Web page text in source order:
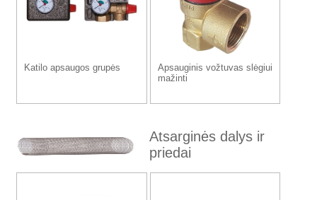
Katilo apsaugos grupės
Apsauginis vožtuvas slėgiui
mažinti
Atsarginės dalys ir
priedai